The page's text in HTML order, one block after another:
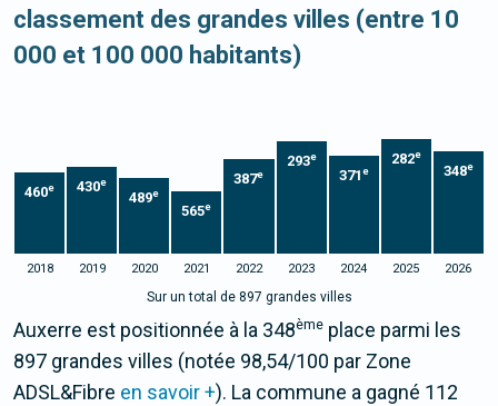
classement des grandes villes (entre 10
000 et 100 000 habitants)
460e 430e
489e
565e
387e
293e
371 e
282e
348e
2018 2019 2020 2021 2022 2023 2024 2025 2026
Sur un total de 897 grandes villes
Auxerre est positionnée à la 348ème place parmi les
897 grandes villes (notée 98,54/100 par Zone
ADSL&Fibre en savoir +). La commune a gagné 112